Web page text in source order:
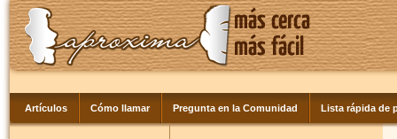
Artículos Cómo llamar Pregunta en la Comunidad Lista rápida de